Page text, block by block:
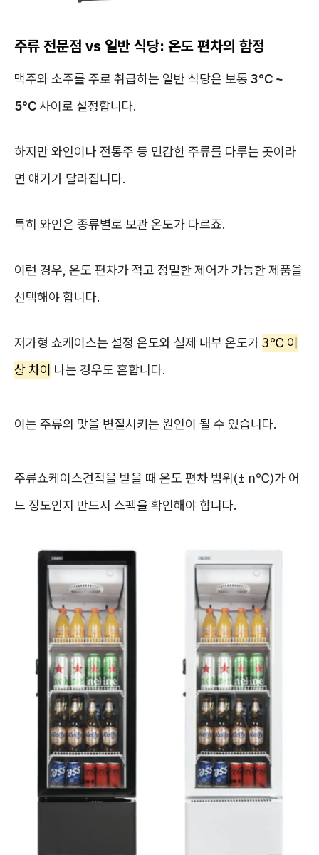
주류 전문점 vs 일반 식당: 온도 편차의 함정
맥주와 소주를 주로 취급하는 일반 식당은 보통 3℃ ~
5℃ 사이로 설정합니다.
하지만 와인이나 전통주 등 민감한 주류를 다루는 곳이라
면 얘기가 달라집니다.
특히 와인은 종류별로 보관 온도가 다르죠.
이런 경우, 온도 편차가 적고 정밀한 제어가 가능한 제품을
선택해야 합니다.
저가형 쇼케이스는 설정 온도와 실제 내부 온도가3℃ 이
상 차이 나는 경우도 흔합니다.
이는 주류의 맛을 변질시키는 원인이 될 수 있습니다.
주류쇼케이스견적을 받을 때 온도 편차 범위(± n℃)가 어
느 정도인지 반드시 스펙을 확인해야 합니다.